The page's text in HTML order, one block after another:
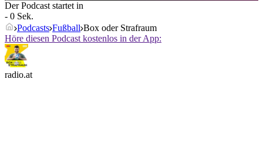
Der Podcast startet in
- 0 Sek.
Podcasts Fußball Box oder Strafraum
Höre diesen Podcast kostenlos in der App:
radio.at